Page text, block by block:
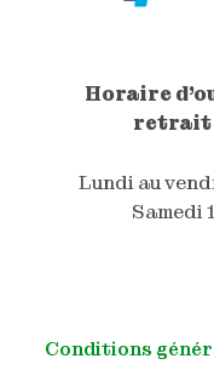
Horaire
retrait
Lundi au
Samedi
Conditions